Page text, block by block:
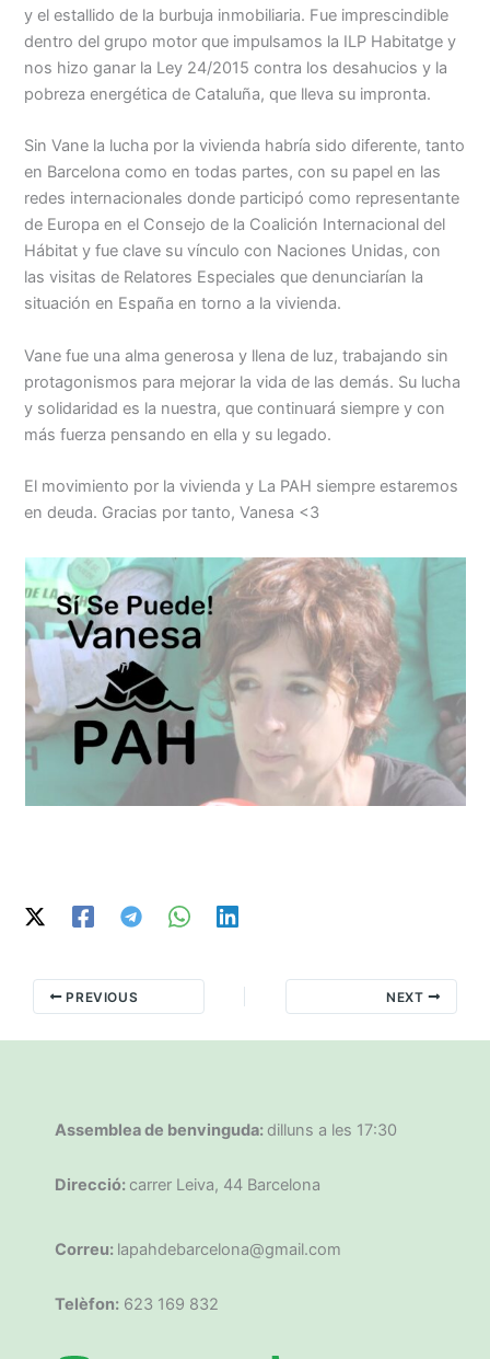
y el estallido de la burbuja inmobiliaria. Fue imprescindible
dentro del grupo motor que impulsamos la ILP Habitatge y
nos hizo ganar la Ley 24/2015 contra los desahucios y la
pobreza energética de Cataluña, que lleva su impronta.
Sin Vane la lucha por la vivienda habría sido diferente, tanto
en Barcelona como en todas partes, con su papel en las
redes internacionales donde participó como representante
de Europa en el Consejo de la Coalición Internacional del
Hábitat y fue clave su vínculo con Naciones Unidas, con
las visitas de Relatores Especiales que denunciarían la
situación en España en torno a la vivienda.
Vane fue una alma generosa y llena de luz, trabajando sin
protagonismos para mejorar la vida de las demás. Su lucha
y solidaridad es la nuestra, que continuará siempre y con
más fuerza pensando en ella y su legado.
El movimiento por la vivienda y La PAH siempre estaremos
en deuda. Gracias por tanto, Vanesa <3
PREVIOUS NEXT
Assemblea de benvinguda: dilluns a les 17:30
Direcció: carrer Leiva, 44 Barcelona
Correu: lapahdebarcelona@gmail.com
Telèfon: 623 169 832